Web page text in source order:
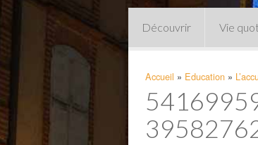
Découvrir Vie
Accueil » Education »